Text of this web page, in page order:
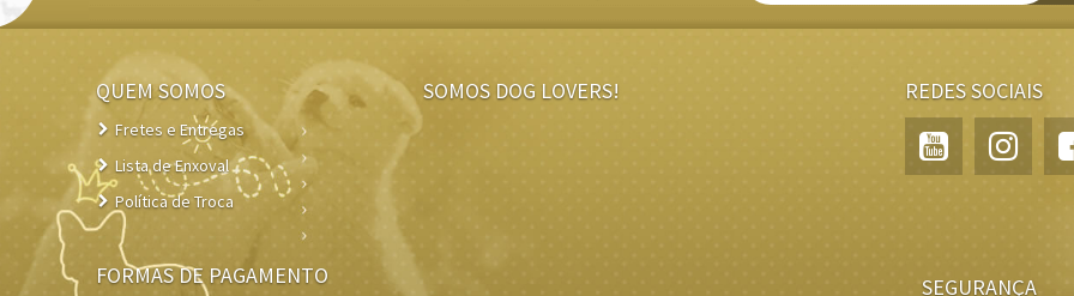
QUEM SOMOS
Fretes e Entregas
Lista de Enxoval
Política de Troca
SOMOS DOG LOVERS! REDES SOCIAIS
FORMAS DE PAGAMENTO SEGURANÇA